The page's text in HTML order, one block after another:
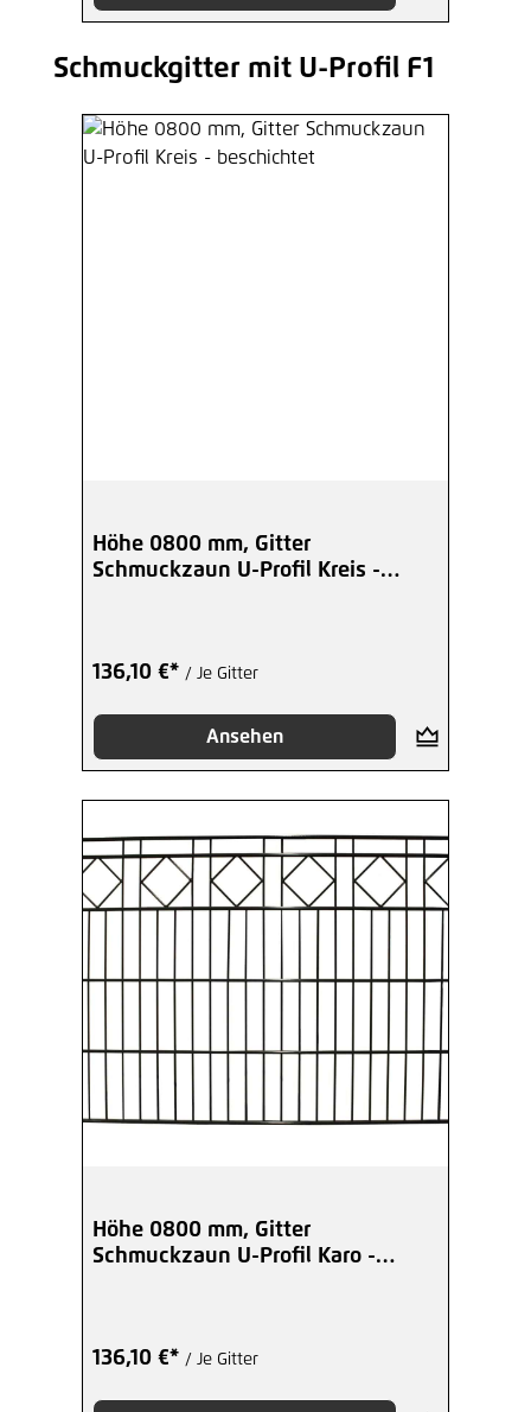
Produktgalerie überspringen
Schmuckgitter mit U-Profil F1
Höhe 0800 mm, Gitter
Schmuckzaun U-Profil Kreis -
136,10 €* / Je Gitter
Ansehen
Höhe 0800 mm, Gitter
Schmuckzaun U-Profil Karo -
136,10 €* / Je Gitter